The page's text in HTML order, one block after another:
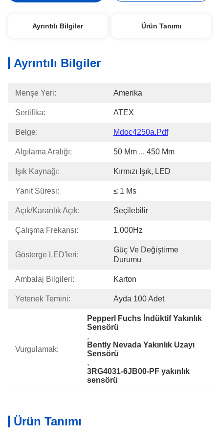
Ayrıntılı Bilgiler Ürün Tanımı
Ayrıntılı Bilgiler
Menşe Yeri: Amerika
Sertifika: ATEX
Belge: Mdoc4250a.pdf
Algılama Aralığı: 50 Mm ... 450 Mm
Işık Kaynağı: Kırmızı Işık, LED
Yanıt Süresi: ≤ 1 Ms
Açık/karanlık Açık: Seçilebilir
Çalışma Frekansı: 1.000Hz
Gösterge LED'leri:
Güç Ve Değiştirme
Durumu
Ambalaj Bilgileri: Karton
Yetenek Temini: Ayda 100 Adet
Vurgulamak:
Pepperl Fuchs İndüktif Yakınlık
Sensörü
,
Bently Nevada Yakınlık Uzayı
Sensörü
,
3RG4031-6JB00-PF yakınlık
sensörü
Ürün Tanımı